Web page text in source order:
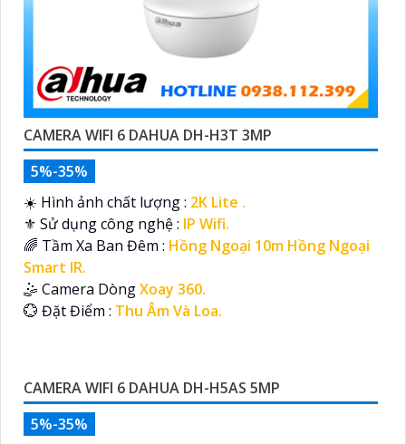
CAMERA WIFI 6 DAHUA DH-H3T 3MP
5%-35%
☀️ Hình ảnh chất lượng : 2K Lite .
⚜️ Sử dụng công nghệ : IP Wifi.
🌈 Tầm Xa Ban Đêm : Hồng Ngoại 10m Hồng Ngoại
Smart IR.
🤹 Camera DòngXoay 360.
️💮 Đặt Điểm : Thu Âm Và Loa.
CAMERA WIFI 6 DAHUA DH-H5AS 5MP
5%-35%